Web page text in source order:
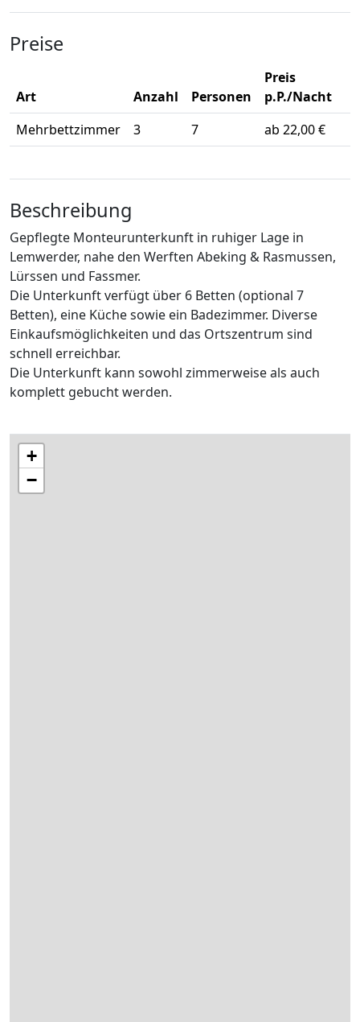
Preise
Art Anzahl Personen
Preis
p.P./Nacht
Mehrbettzimmer
3 7 ab 22,00 €
Beschreibung
Gepflegte Monteurunterkunft in ruhiger Lage in
Lemwerder, nahe den Werften Abeking & Rasmussen,
Lürssen und Fassmer.
Die Unterkunft verfügt über 6 Betten (optional 7
Betten), eine Küche sowie ein Badezimmer. Diverse
Einkaufsmöglichkeiten und das Ortszentrum sind
schnell erreichbar.
Die Unterkunft kann sowohl zimmerweise als auch
komplett gebucht werden.
+
−